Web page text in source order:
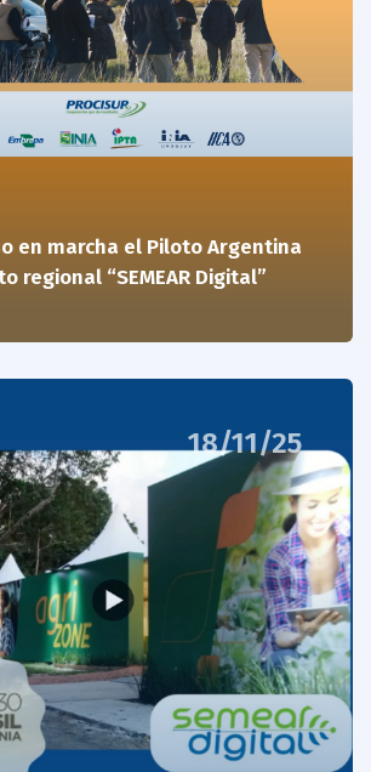
en marcha el Piloto Argentina
regional “SEMEAR Digital”
18/11/25